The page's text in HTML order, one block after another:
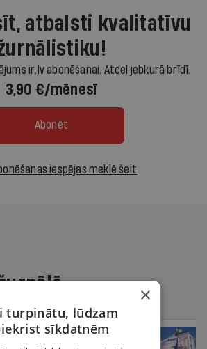
atbalsti kvalitatīvu
ir.lv abonēšanai. Atcel jebkurā brīdī.
3,90 €/mēnesī
Abonēt
iespējas meklē šeit
×
turpinātu, lūdzam
sīkdatnēm